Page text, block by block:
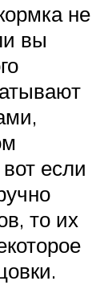
не
вы
если
то их